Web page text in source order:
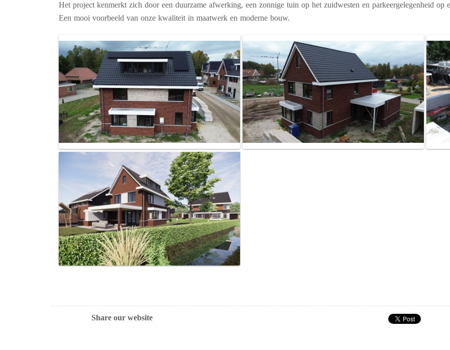
Het project kenmerkt zich door een duurzame afwerking, een zonnige tuin op het zuidwesten en parkeergelegenheid op
Een mooi voorbeeld van onze kwaliteit in maatwerk en moderne bouw.
Share our website